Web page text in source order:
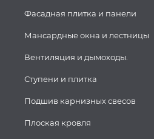
Фасадная плитка и панели
Мансардные окна и лестницы
Вентиляция и дымоходы.
Ступени и плитка
Подшив карнизных свесов
Плоская кровля